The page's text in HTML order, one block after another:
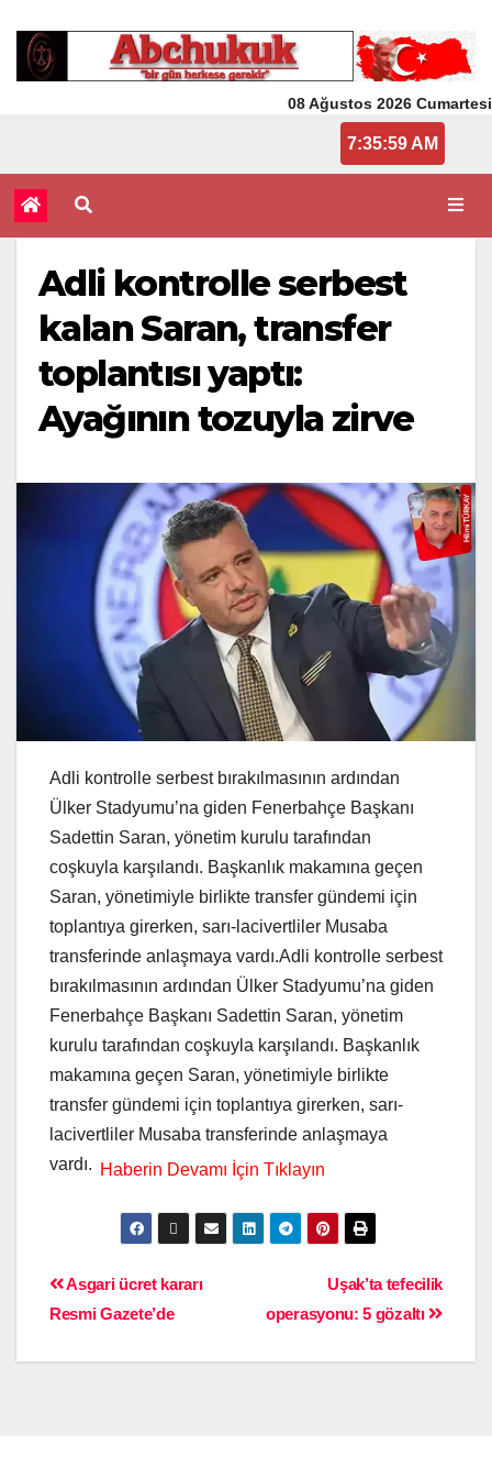
08 Ağustos 2026 Cumartesi
7:35:59 AM
Adli kontrolle serbest
kalan Saran, transfer
toplantısı yaptı:
Ayağının tozuyla zirve
Adli kontrolle serbest bırakılmasının ardından
Ülker Stadyumu’na giden Fenerbahçe Başkanı
Sadettin Saran, yönetim kurulu tarafından
coşkuyla karşılandı. Başkanlık makamına geçen
Saran, yönetimiyle birlikte transfer gündemi için
toplantıya girerken, sarı-lacivertliler Musaba
transferinde anlaşmaya vardı.Adli kontrolle serbest
bırakılmasının ardından Ülker Stadyumu’na giden
Fenerbahçe Başkanı Sadettin Saran, yönetim
kurulu tarafından coşkuyla karşılandı. Başkanlık
makamına geçen Saran, yönetimiyle birlikte
transfer gündemi için toplantıya girerken, sarı-
lacivertliler Musaba transferinde anlaşmaya
vardı.
Uşak’ta tefecilik
operasyonu: 5 gözaltı
Asgari ücret kararı
Resmi Gazete’de